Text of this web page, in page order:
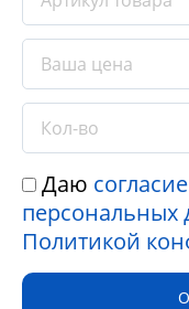
Даю
персональных
Политикой